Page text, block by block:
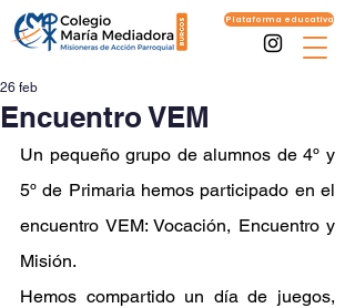
Plataforma educativa
Encuentro VEM
26 feb
Un pequeño grupo de alumnos de 4º y
5º de Primaria hemos participado en el
encuentro VEM: Vocación, Encuentro y
Misión.
Hemos compartido un día de juegos,